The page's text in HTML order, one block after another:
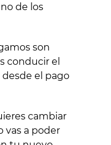
de los
son
conducir el
el pago
cambiar
vas a poder